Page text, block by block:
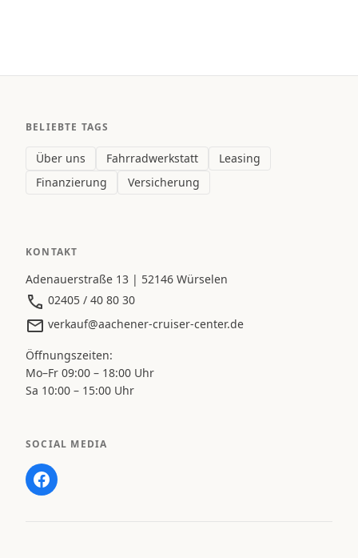
BELIEBTE TAGS
Über uns Fahrradwerkstatt
Leasing
Finanzierung
Versicherung
KONTAKT
Adenauerstraße 13 | 52146 Würselen
02405 / 40 80 30
verkauf@aachener-cruiser-center.de
Öffnungszeiten:
Mo–Fr 09:00 – 18:00 Uhr
Sa 10:00 – 15:00 Uhr
SOCIAL MEDIA